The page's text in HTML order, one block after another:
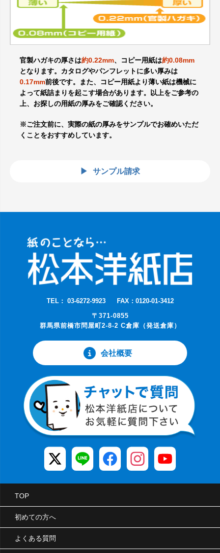
官製ハガキの厚さは約0.22mm、コピー用紙は約0.08mm
となります。カタログやパンフレットに多い厚みは
0.17mm前後です。また、コピー用紙より薄い紙は機械に
よって紙詰まりを起こす場合があります。以上をご参考の
上、お探しの用紙の厚みをご確認ください。
※ご注文前に、実際の紙の厚みをサンプルでお確めいただ
くことをおすすめしています。
サンプル請求
TEL： 03-6272-9923
FAX：0120-01-3412
〒371-0855
群馬県前橋市問屋町2-8-2 C倉庫（発送倉庫）
会社概要
TOP
初めての方へ
よくある質問